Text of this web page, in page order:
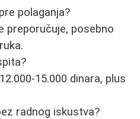
polaganja?
preporučuje, posebno
15.000 dinara, plus
radnog iskustva?